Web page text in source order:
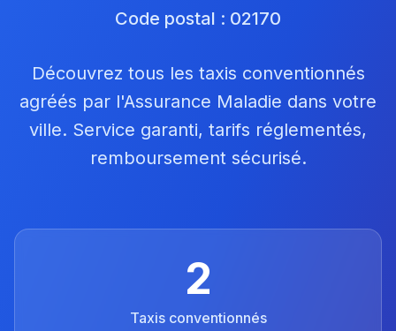
Code postal : 02170
Découvrez tous les taxis conventionnés
agréés par l'Assurance Maladie dans votre
ville. Service garanti, tarifs réglementés,
remboursement sécurisé.
2
Taxis conventionnés